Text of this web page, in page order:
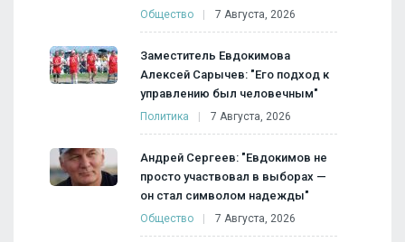
Общество 7 Августа, 2026
Заместитель Евдокимова
Алексей Сарычев: "Его подход к
управлению был человечным"
Политика 7 Августа, 2026
Андрей Сергеев: "Евдокимов не
просто участвовал в выборах —
он стал символом надежды"
Общество 7 Августа, 2026